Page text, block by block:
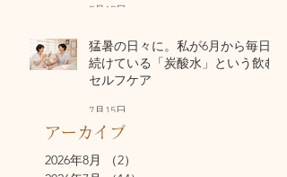
7月17日
猛暑の日々に。私が6月から毎日
続けている「炭酸水」という飲む
セルフケア
7月15日
アーカイブ
2026年8月
（2）